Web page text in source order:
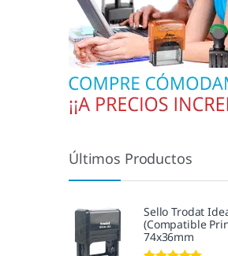
Últimos Productos
Sello Trodat
(Compatible
74x36mm